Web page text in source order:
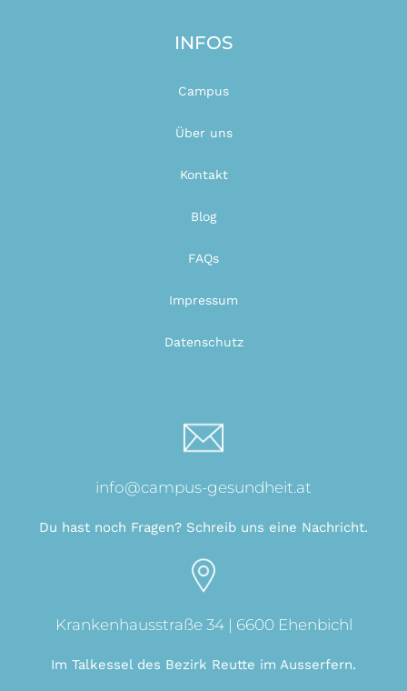
INFOS
Campus
Über uns
Kontakt
Blog
FAQs
Impressum
Datenschutz
info@campus-gesundheit.at
Du hast noch Fragen? Schreib uns eine Nachricht.
Krankenhausstraße 34 | 6600 Ehenbichl
Im Talkessel des Bezirk Reutte im Ausserfern.